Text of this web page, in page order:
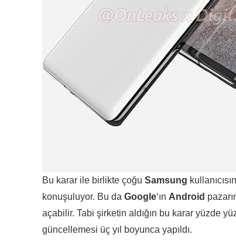
Bu karar ile birlikte çoğu Samsung
konuşuluyor. Bu da Google‘ın Android
açabilir. Tabi şirketin aldığın bu karar yüzde
güncellemesi üç yıl boyunca yapıldı.